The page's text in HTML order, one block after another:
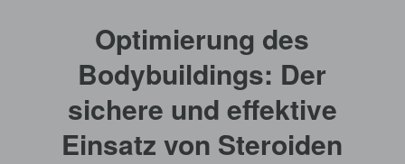
Optimierung des
Bodybuildings: Der
sichere und effektive
Einsatz von Steroiden